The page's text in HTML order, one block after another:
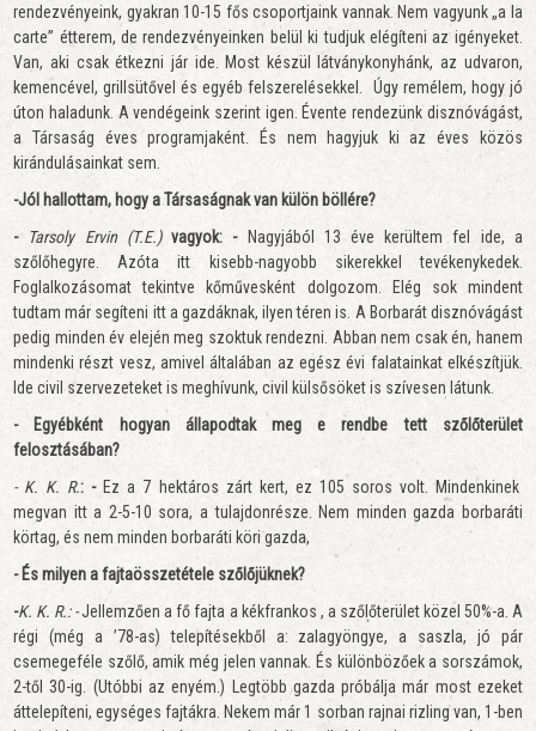
rendezvényeink, gyakran 10-15 fős csoportjaink vannak. Nem vagyunk „a la
carte” étterem,de rendezvényeinken belül ki tudjuk elégíteni az igényeket.
Van, aki csak étkezni jár ide. Most készül látványkonyhánk, az udvaron,
kemencével, grillsütővel és egyéb felszerelésekkel. Úgy remélem, hogy jó
úton haladunk. A vendégeink szerint igen. Évente rendezünk disznóvágást,
a Társaság éves programjaként. És nem hagyjuk ki az éves közös
kirándulásainkat sem.
-Jól hallottam, hogy a Társaságnak van külön böllére?
- Tarsoly Ervin (T.E.)vagyok: -Nagyjából 13 éve kerültem fel ide, a
szőlőhegyre. Azóta itt kisebb-nagyobb sikerekkel tevékenykedek.
Foglalkozásomat tekintve kőművesként dolgozom. Elég sok mindent
tudtam már segíteni itt a gazdáknak, ilyen téren is. A Borbarát disznóvágást
pedig minden év elején meg szoktuk rendezni. Abban nem csak én, hanem
mindenki részt vesz, amivel általában az egész évi falatainkat elkészítjük.
Ide civil szervezeteket is meghívunk, civil külsősöket is szívesen látunk.
- Egyébként hogyan állapodtak meg e rendbe tett szőlőterület
felosztásában?
- K. K. R.: -Ez a 7 hektáros zárt kert, ez 105 soros volt. Mindenkinek
megvan itt a 2-5-10 sora, a tulajdonrésze. Nem minden gazda borbaráti
körtag, és nem minden borbaráti köri gazda,
- És milyen a fajtaösszetétele szőlőjüknek?
-K. K. R.: -Jellemzően a fő fajta a kékfrankos , a szőlőterület közel 50%-a. A
régi (még a ’78-as) telepítésekből a: zalagyöngye, a saszla, jó pár
csemegeféle szőlő, amik még jelen vannak. És különbözőek a sorszámok,
2-től 30-ig. (Utóbbi az enyém.) Legtöbb gazdapróbálja már most ezeket
áttelepíteni, egységes fajtákra. Nekem már 1 sorban rajnai rizling van, 1-ben